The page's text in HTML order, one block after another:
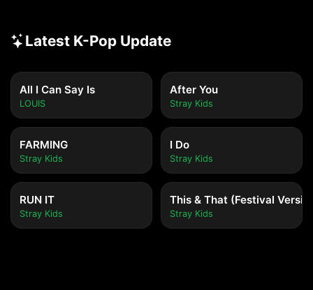
Latest K-Pop Update
All I Can Say Is
LOUIS
After You
Stray Kids
FARMING
Stray Kids
I Do
Stray Kids
RUN IT
Stray Kids
This & That (Festival
Stray Kids